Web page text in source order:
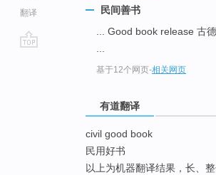
翻译
民间善书
... Good book release 古
基于12个网页-相关网页
有道翻译
civil good book
民用好书
以上为机器翻译结果，长、